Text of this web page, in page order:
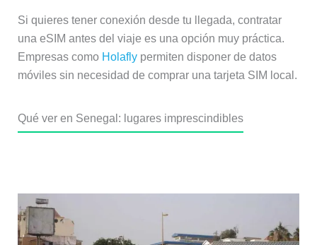
Si quieres tener conexión desde tu llegada, contratar
una eSIM antes del viaje es una opción muy práctica.
Empresas como Holaflypermiten disponer de datos
móviles sin necesidad de comprar una tarjeta SIM local.
Qué ver en Senegal: lugares imprescindibles